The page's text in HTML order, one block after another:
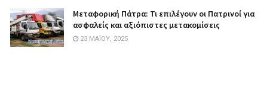
Μεταφορική Πάτρα: Τι επιλέγουν οι Πατρινοί για
ασφαλείς και αξιόπιστες μετακομίσεις
23 ΜΑΪ́ΟΥ, 2025